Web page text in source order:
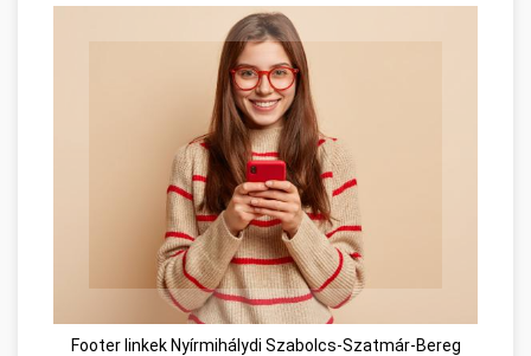
Footer linkek Nyírmihálydi Szabolcs-Szatmár-Bereg